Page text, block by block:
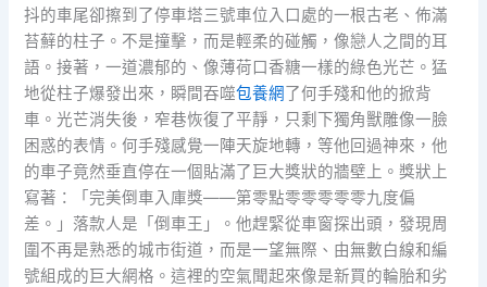
抖的車尾卻擦到了停車塔三號車位入口處的一根古老、佈滿
苔蘚的柱子。不是撞擊，而是輕柔的碰觸，像戀人之間的耳
語。接著，一道濃郁的、像薄荷口香糖一樣的綠色光芒。猛
地從柱子爆發出來，瞬間吞噬包養網了何手殘和他的掀背
車。光芒消失後，窄巷恢復了平靜，只剩下獨角獸雕像一臉
困惑的表情。何手殘感覺一陣天旋地轉，等他回過神來，他
的車子竟然垂直停在一個貼滿了巨大獎狀的牆壁上。獎狀上
寫著：「完美倒車入庫獎——第零點零零零零零九度偏
差。」落款人是「倒車王」。他趕緊從車窗探出頭，發現周
圍不再是熟悉的城市街道，而是一望無際、由無數白線和編
號組成的巨大網格。這裡的空氣聞起來像是新買的輪胎和劣